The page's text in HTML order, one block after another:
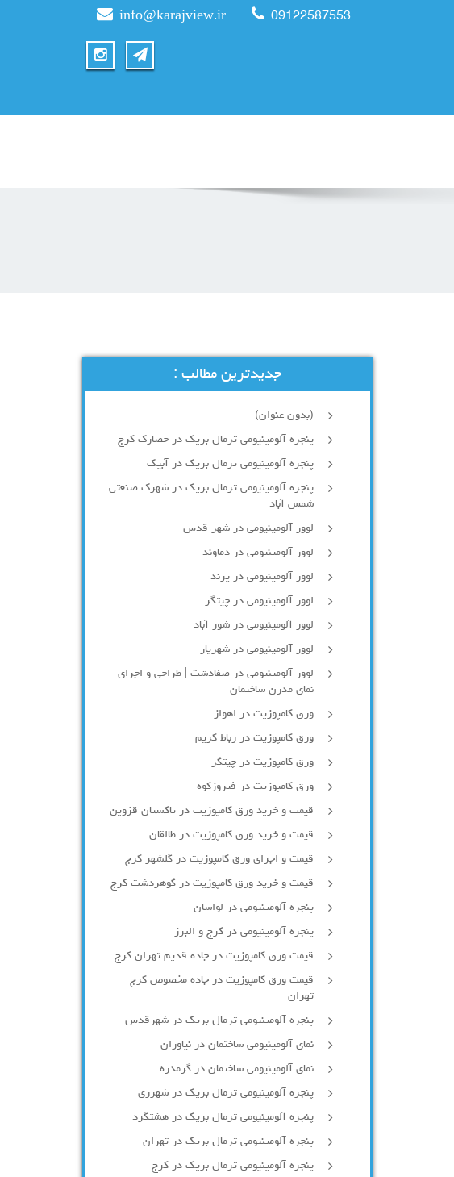
info@karajview.ir 09122587553
جدیدترین مطالب :
(بدون عنوان)
پنجره آلومینیومی ترمال بریک در حصارک کرج
پنجره آلومینیومی ترمال بریک در آبیک
پنجره آلومینیومی ترمال بریک در شهرک صنعتی
شمس آباد
لوور آلومینیومی در شهر قدس
لوور آلومینیومی در دماوند
لوور آلومینیومی در پرند
لوور آلومینیومی در چیتگر
لوور آلومینیومی در شور آباد
لوور آلومينيومي در شهريار
لوور آلومینیومی در صفادشت | طراحی و اجرای
نمای مدرن ساختمان
ورق کامپوزیت در اهواز
ورق کامپوزیت در رباط کریم
ورق کامپوزیت در چیتگر
ورق کامپوزیت در فیروزکوه
قیمت و خرید ورق کامپوزیت در تاکستان قزوین
قیمت و خرید ورق کامپوزیت در طالقان
قیمت و اجرای ورق کامپوزیت در گلشهر کرج
قیمت و خرید ورق کامپوزیت در گوهردشت کرج
پنجره آلومینیومی در لواسان
پنجره آلومینیومی در کرج و البرز
قیمت ورق کامپوزیت در جاده قدیم تهران کرج
قیمت ورق کامپوزیت در جاده مخصوص کرج
تهران
پنجره آلومینیومی ترمال بریک در شهرقدس
نمای آلومینیومی ساختمان در نیاوران
نمای آلومینیومی ساختمان در گرمدره
پنجره آلومینیومی ترمال بریک در شهرری
پنجره آلومینیومی ترمال بریک در هشتگرد
پنجره آلومینیومی ترمال بریک در تهران
پنجره آلومینیومی ترمال بریک در کرج